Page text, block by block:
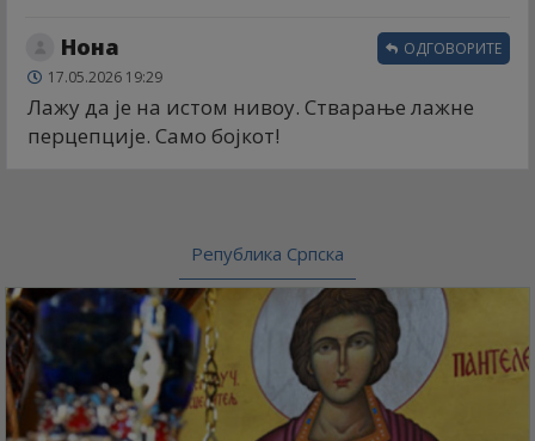
Нона
17.05.2026 19:29
Лажу да је на истом нивоу. Стварање лажне
перцепције. Само бојкот!
ОДГОВОРИТЕ
Република Српска